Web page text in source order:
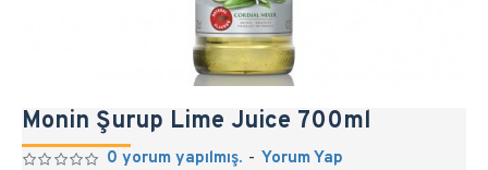
Monin Şurup Lime Juice 700ml
0 yorum yapılmış. - Yorum Yap